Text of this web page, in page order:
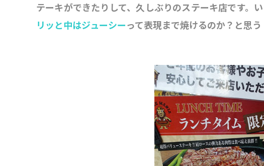
テーキができたりして、久しぶりのステーキ店です。
リッと中はジューシーって表現まで焼けるのか？と思う